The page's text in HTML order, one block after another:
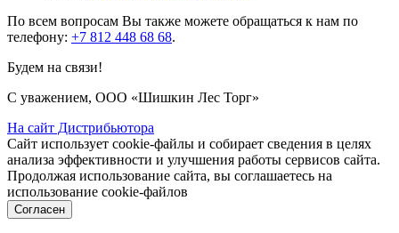
По всем вопросам Вы также можете обращаться к нам по
телефону: +7 812 448 68 68.
Будем на связи!
С уважением, ООО «Шишкин Лес Торг»
На сайт Дистрибьютора
Сайт использует cookie-файлы и собирает сведения в целях
анализа эффективности и улучшения работы сервисов сайта.
Продолжая использование сайта, вы соглашаетесь на
использование cookie-файлов
Согласен